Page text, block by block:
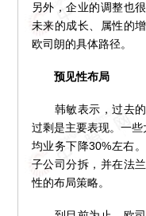
另外，企业的调整也
未来的成长、属性的
欧司朗的具体路径。
预见性布局
韩敏表示，过去的
过剩是主要表现。一
均业务下降30%左右
子公司分拆，并在法
性的布局策略。